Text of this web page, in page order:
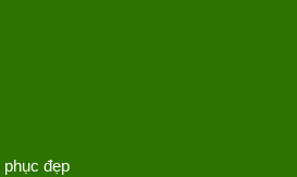
đẹp